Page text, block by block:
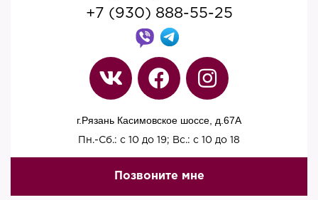
+7 (930) 888-55-25
г.Рязань Касимовское шоссе, д.67A
Пн.-Сб.: с 10 до 19; Вс.: с 10 до 18
Позвоните мне